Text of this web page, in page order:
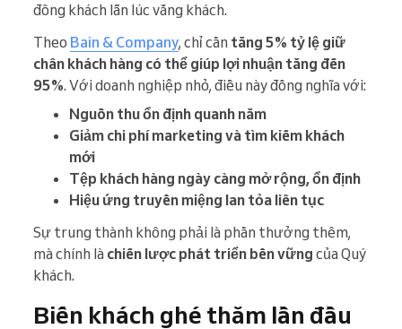
đông khách lẫn lúc vắng khách.
Theo Bain & Company, chỉ cần tăng 5% tỷ lệ giữ
chân khách hàng có thể giúp lợi nhuận tăng đến
95%. Với doanh nghiệp nhỏ, điều này đồng nghĩa với:
Nguồn thu ổn định quanh năm
Giảm chi phí marketing và tìm kiếm khách
mới
Tệp khách hàng ngày càng mở rộng, ổn định
Hiệu ứng truyền miệng lan tỏa liên tục
Sự trung thành không phải là phần thưởng thêm,
mà chính là chiến lược phát triển bền vững của Quý
khách.
Biến khách ghé thăm lần đầu